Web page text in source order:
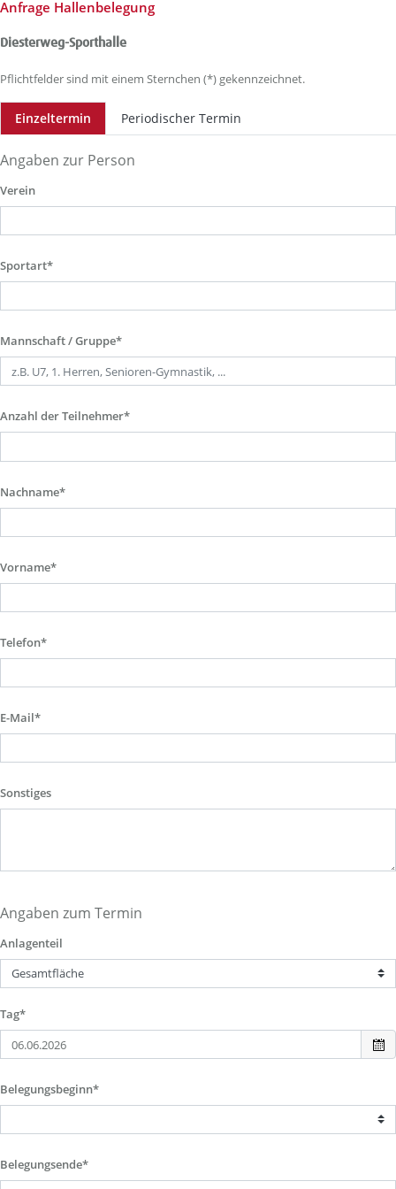
Anfrage Hallenbelegung
Diesterweg-Sporthalle
Pflichtfelder sind mit einem Sternchen (*) gekennzeichnet.
Einzeltermin Periodischer Termin
Angaben zur Person
Verein
Sportart*
Mannschaft / Gruppe*
Anzahl der Teilnehmer*
Nachname*
Vorname*
Telefon*
E-Mail*
Sonstiges
Angaben zum Termin
Anlagenteil
Tag*
Belegungsbeginn*
Belegungsende*